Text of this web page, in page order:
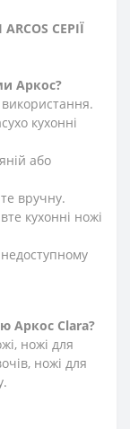
СЕРІЇ
Аркос?
використання.
кухонні
або
вручну.
кухонні ножі
недоступному
Аркос Clara?
ножі для
ножі для